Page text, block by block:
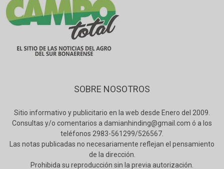
SOBRE NOSOTROS
Sitio informativo y publicitario en la web desde Enero del 2009.
Consultas y/o comentarios a damianhinding@gmail.com ó a los
teléfonos 2983-561299/526567.
Las notas publicadas no necesariamente reflejan el pensamiento
de la dirección.
Prohibida su reproducción sin la previa autorización.